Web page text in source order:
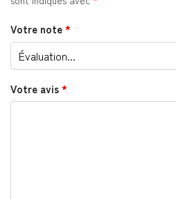
Votre note*
Votre avis*